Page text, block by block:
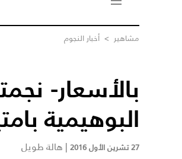
مشاهير > أخبار النجوم
بالأسعار-
البوهيمية
27 تشرين الأول 2016 | هالة طويل